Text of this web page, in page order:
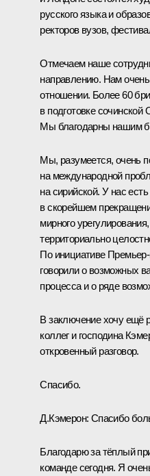
русского языка и
ректоров вузов,
Отмечаем наше
направлению. Нам
отношении. Более 60
в подготовке
Мы благодарны нашим
Мы, разумеется, очень
на международной
на сирийской. У нас
в скорейшем
мирного
территориально
По инициативе
говорили о возможных
процесса и о ряде
В заключение хочу ещё
коллег и господина
откровенный разговор.
Спасибо.
Д.Кэмерон: Спасибо
Благодарю за тёплый
команде сегодня. Я